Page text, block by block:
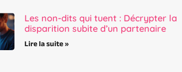
Les non-dits qui tuent : Décrypter la
disparition subite d’un partenaire
Lire la suite »